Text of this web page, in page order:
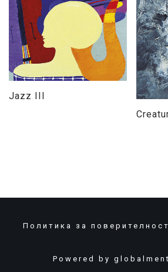
Jazz III
Политика за поверителност
Powered by